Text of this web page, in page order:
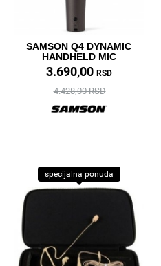
SAMSON Q4 DYNAMIC
HANDHELD MIC
3.690,00 RSD
4.428,00 RSD
specijalna ponuda